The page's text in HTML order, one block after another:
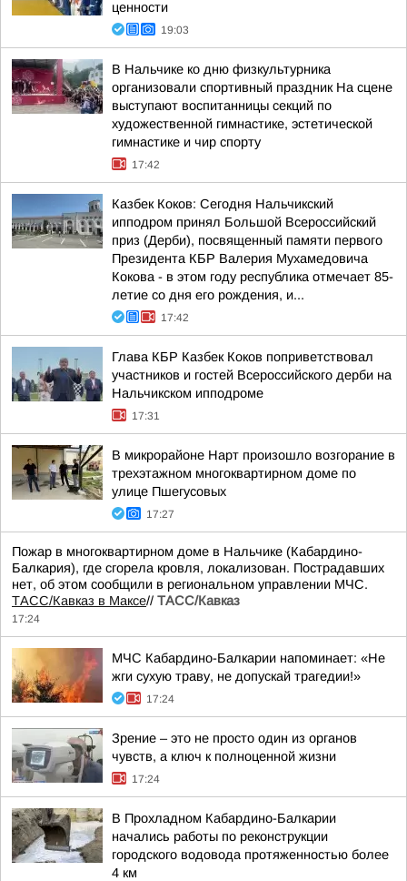
ценности
19:03
В Нальчике ко дню физкультурника
организовали спортивный праздник На сцене
выступают воспитанницы секций по
художественной гимнастике, эстетической
гимнастике и чир спорту
17:42
Казбек Коков: Сегодня Нальчикский
ипподром принял Большой Всероссийский
приз (Дерби), посвященный памяти первого
Президента КБР Валерия Мухамедовича
Кокова - в этом году республика отмечает 85-
летие со дня его рождения, и...
17:42
Глава КБР Казбек Коков поприветствовал
участников и гостей Всероссийского дерби на
Нальчикском ипподроме
17:31
В микрорайоне Нарт произошло возгорание в
трехэтажном многоквартирном доме по
улице Пшегусовых
17:27
Пожар в многоквартирном доме в Нальчике (Кабардино-
Балкария), где сгорела кровля, локализован. Пострадавших
нет, об этом сообщили в региональном управлении МЧС.
ТАСС/Кавказ в Максе// ТАСС/Кавказ
17:24
МЧС Кабардино-Балкарии напоминает: «Не
жги сухую траву, не допускай трагедии!»
17:24
Зрение – это не просто один из органов
чувств, а ключ к полноценной жизни
17:24
В Прохладном Кабардино-Балкарии
начались работы по реконструкции
городского водовода протяженностью более
4 км